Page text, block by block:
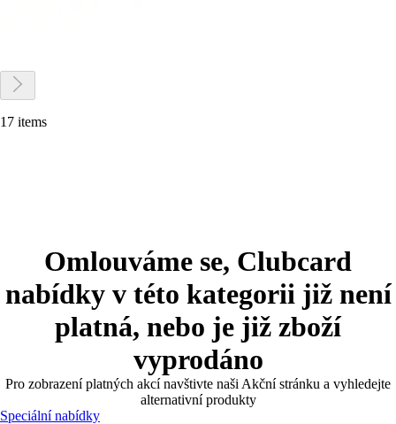
17 items
Omlouváme se, Clubcard
nabídky v této kategorii již není
platná, nebo je již zboží
vyprodáno
Pro zobrazení platných akcí navštivte naši Akční stránku a vyhledejte
alternativní produkty
Speciální nabídky